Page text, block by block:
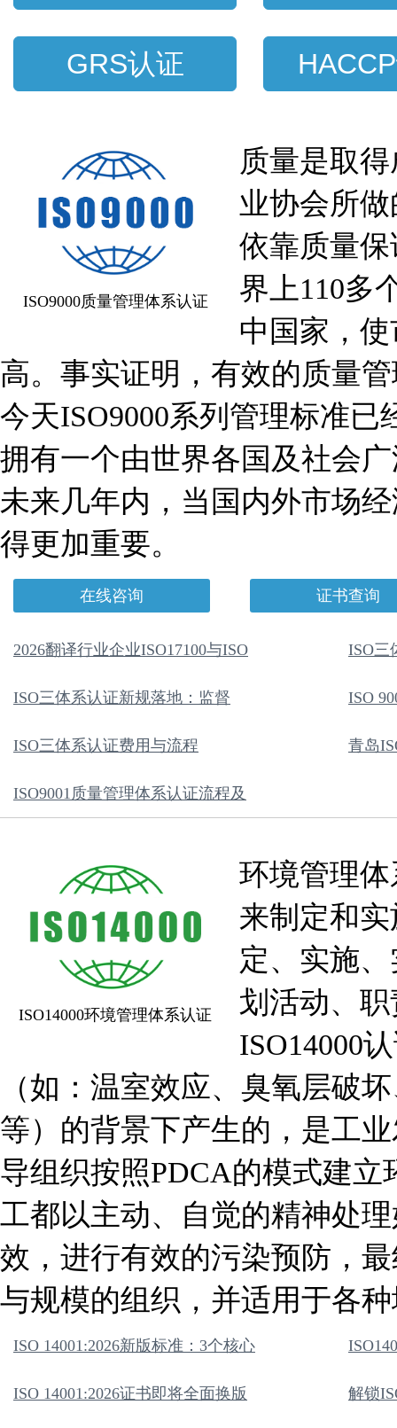
GRS认证
ISO9000质量管理体系认证
质量是取
业协会所
依靠质量
界上110多
中国家，
高。事实证明，有效的质量
今天ISO9000系列管理标准
拥有一个由世界各国及社会
未来几年内，当国内外市场
得更加重要。
在线咨询 证书查询
2026翻译行业企业ISO17100与ISO ISO三
ISO三体系认证新规落地：监督 ISO
ISO三体系认证费用与流程 青岛
ISO9001质量管理体系认证流程及
ISO14000环境管理体系认证
环境管理
来制定和
定、实施
划活动、
ISO14000
（如：温室效应、臭氧层破
等）的背景下产生的，是工
导组织按照PDCA的模式建
工都以主动、自觉的精神处
效，进行有效的污染预防，
与规模的组织，并适用于各
ISO 14001:2026新版标准：3个核心
ISO 14001:2026证书即将全面换版 解锁